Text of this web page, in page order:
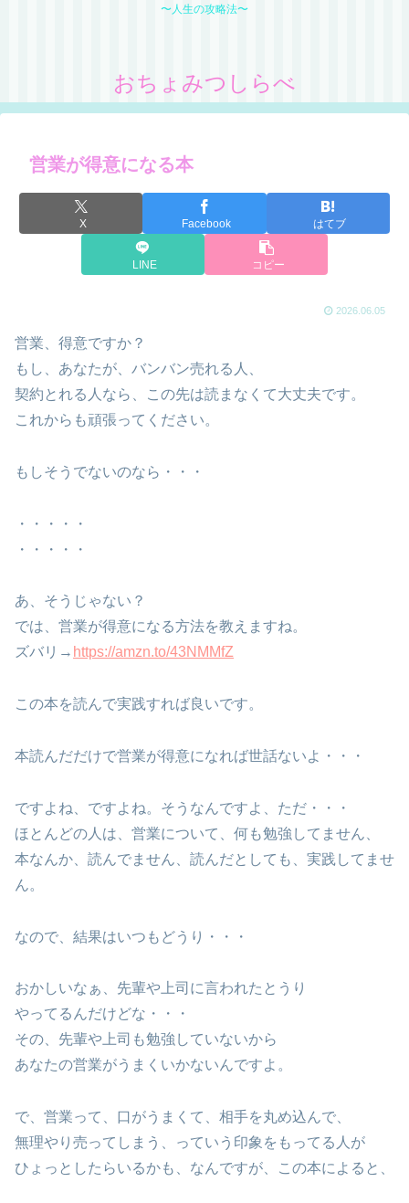
〜人生の攻略法〜
おちょみつしらべ
営業が得意になる本
X Facebook はてブ
LINE コピー
2026.06.05
営業、得意ですか？
もし、あなたが、バンバン売れる人、
契約とれる人なら、この先は読まなくて大丈夫です。
これからも頑張ってください。
もしそうでないのなら・・・
・・・・・
・・・・・
あ、そうじゃない？
では、営業が得意になる方法を教えますね。
ズバリ→ https://amzn.to/43NMMfZ
この本を読んで実践すれば良いです。
本読んだだけで営業が得意になれば世話ないよ・・・
ですよね、ですよね。そうなんですよ、ただ・・・
ほとんどの人は、営業について、何も勉強してません、
本なんか、読んでません、読んだとしても、実践してませ
ん。
なので、結果はいつもどうり・・・
おかしいなぁ、先輩や上司に言われたとうり
やってるんだけどな・・・
その、先輩や上司も勉強していないから
あなたの営業がうまくいかないんですよ。
で、営業って、口がうまくて、相手を丸め込んで、
無理やり売ってしまう、っていう印象をもってる人が
ひょっとしたらいるかも、なんですが、この本によると、